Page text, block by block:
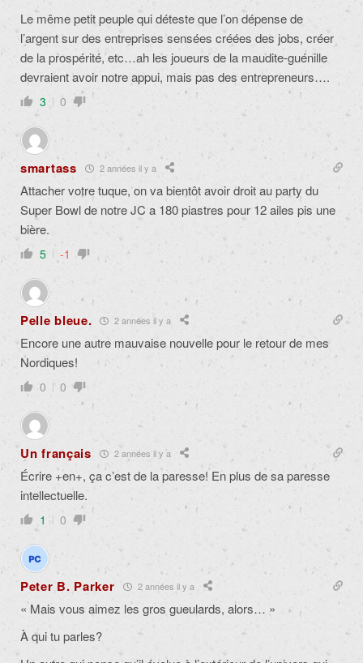
Le même petit peuple qui déteste que l’on dépense de
l’argent sur des entreprises sensées créées des jobs, créer
de la prospérité, etc…ah les joueurs de la maudite-guénille
devraient avoir notre appui, mais pas des entrepreneurs….
3 0
smartass 2 années il y a
Attacher votre tuque, on va bientôt avoir droit au party du
Super Bowl de notre JC a 180 piastres pour 12 ailes pis une
bière.
5 -1
Pelle bleue. 2 années il y a
Encore une autre mauvaise nouvelle pour le retour de mes
Nordiques!
0 0
Un français 2 années il y a
Écrire +en+, ça c’est de la paresse! En plus de sa paresse
intellectuelle.
1 0
Peter B. Parker 2 années il y a
« Mais vous aimez les gros gueulards, alors… »
À qui tu parles?